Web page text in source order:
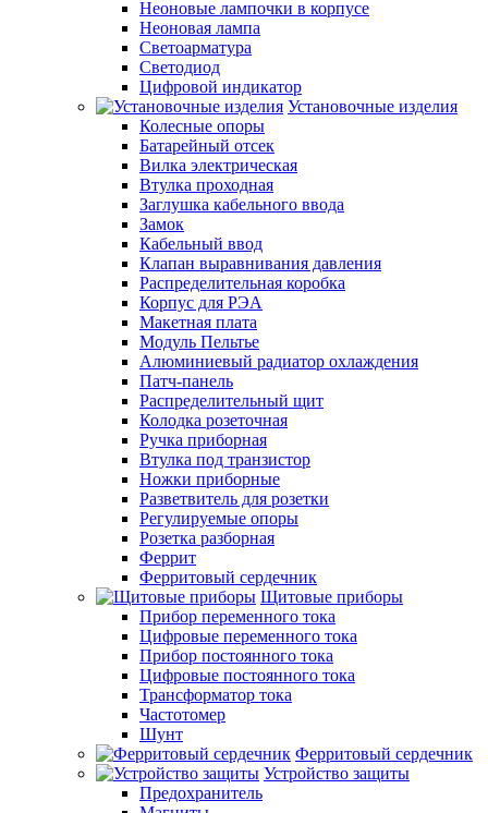
Неоновые лампочки в корпусе
Неоновая лампа
Светоарматура
Светодиод
Цифровой индикатор
Установочные изделия
Колесные опоры
Батарейный отсек
Вилка электрическая
Втулка проходная
Заглушка кабельного ввода
Замок
Кабельный ввод
Клапан выравнивания давления
Распределительная коробка
Корпус для РЭА
Макетная плата
Модуль Пельтье
Алюминиевый радиатор охлаждения
Патч-панель
Распределительный щит
Колодка розеточная
Ручка приборная
Втулка под транзистор
Ножки приборные
Разветвитель для розетки
Регулируемые опоры
Розетка разборная
Феррит
Ферритовый сердечник
Щитовые приборы
Прибор переменного тока
Цифровые переменного тока
Прибор постоянного тока
Цифровые постоянного тока
Трансформатор тока
Частотомер
Шунт
Ферритовый сердечник
Устройство защиты
Предохранитель